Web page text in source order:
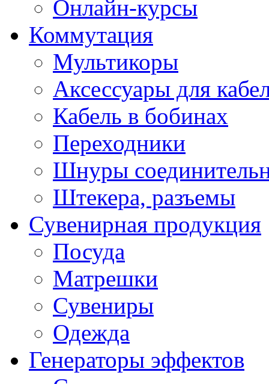
Онлайн-курсы
Коммутация
Мультикоры
Аксессуары для
Кабель в бобинах
Переходники
Шнуры
Штекера, разъемы
Сувенирная продукция
Посуда
Матрешки
Сувениры
Одежда
Генераторы эффектов